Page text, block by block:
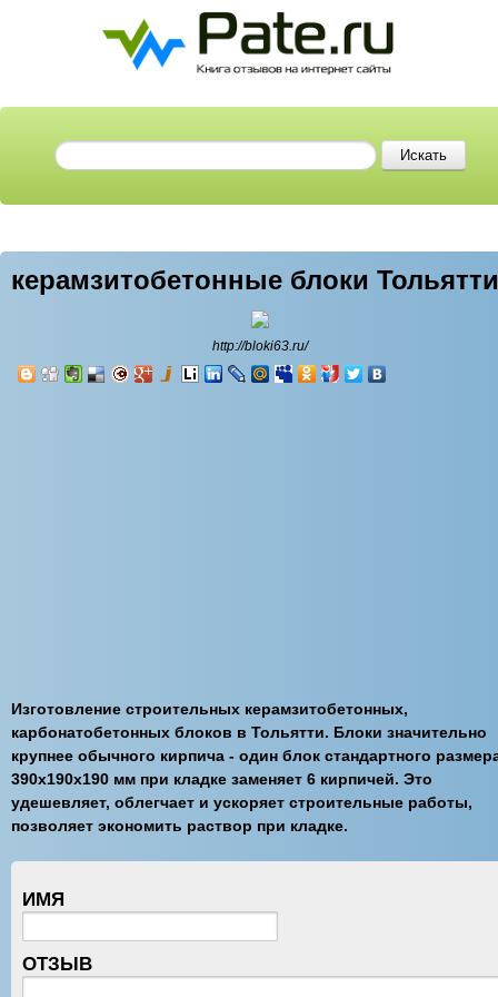
керамзитобетонные блоки Тольятти
http://bloki63.ru/
Изготовление строительных керамзитобетонных,
карбонатобетонных блоков в Тольятти. Блоки значительно
крупнее обычного кирпича - один блок стандартного
390x190x190 мм при кладке заменяет 6 кирпичей. Это
удешевляет, облегчает и ускоряет строительные работы,
позволяет экономить раствор при кладке.
ИМЯ
ОТЗЫВ